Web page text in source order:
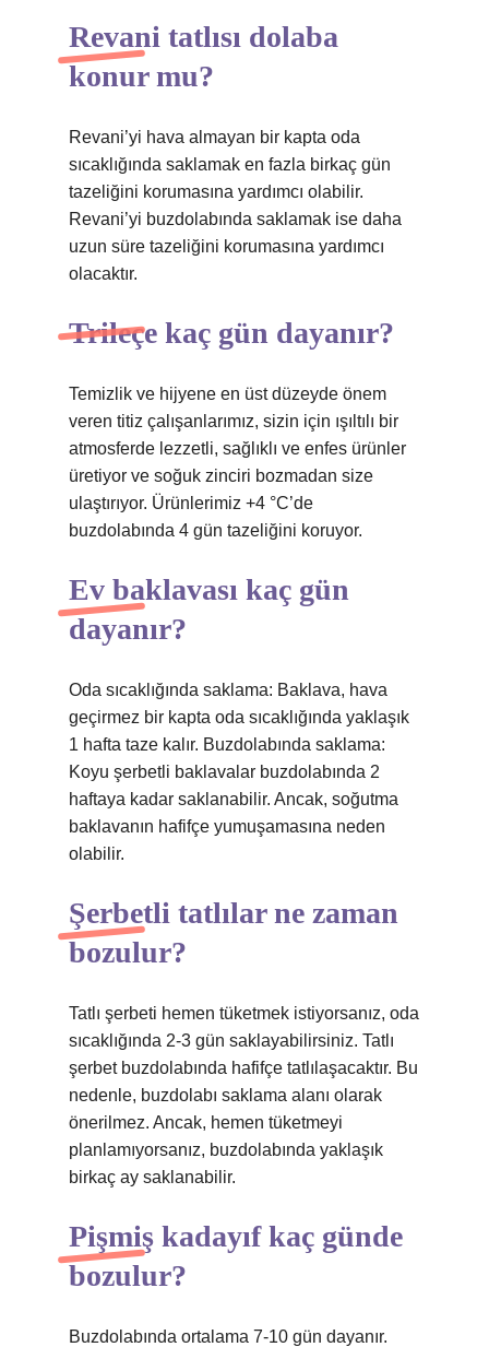
Revani tatlısı dolaba
konur mu?
Revani’yi hava almayan bir kapta oda
sıcaklığında saklamak en fazla birkaç gün
tazeliğini korumasına yardımcı olabilir.
Revani’yi buzdolabında saklamak ise daha
uzun süre tazeliğini korumasına yardımcı
olacaktır.
Trileçe kaç gün dayanır?
Temizlik ve hijyene en üst düzeyde önem
veren titiz çalışanlarımız, sizin için ışıltılı bir
atmosferde lezzetli, sağlıklı ve enfes ürünler
üretiyor ve soğuk zinciri bozmadan size
ulaştırıyor. Ürünlerimiz +4 °C’de
buzdolabında 4 gün tazeliğini koruyor.
Ev baklavası kaç gün
dayanır?
Oda sıcaklığında saklama: Baklava, hava
geçirmez bir kapta oda sıcaklığında yaklaşık
1 hafta taze kalır. Buzdolabında saklama:
Koyu şerbetli baklavalar buzdolabında 2
haftaya kadar saklanabilir. Ancak, soğutma
baklavanın hafifçe yumuşamasına neden
olabilir.
Şerbetli tatlılar ne zaman
bozulur?
Tatlı şerbeti hemen tüketmek istiyorsanız, oda
sıcaklığında 2-3 gün saklayabilirsiniz. Tatlı
şerbet buzdolabında hafifçe tatlılaşacaktır. Bu
nedenle, buzdolabı saklama alanı olarak
önerilmez. Ancak, hemen tüketmeyi
planlamıyorsanız, buzdolabında yaklaşık
birkaç ay saklanabilir.
Pişmiş kadayıf kaç günde
bozulur?
Buzdolabında ortalama 7-10 gün dayanır.